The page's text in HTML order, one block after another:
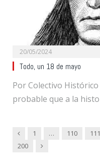
20/05/2024
Todo, un 18 de mayo
Por Colectivo Histórico
probable que a la
Previous
1 … 110 111
200
Next